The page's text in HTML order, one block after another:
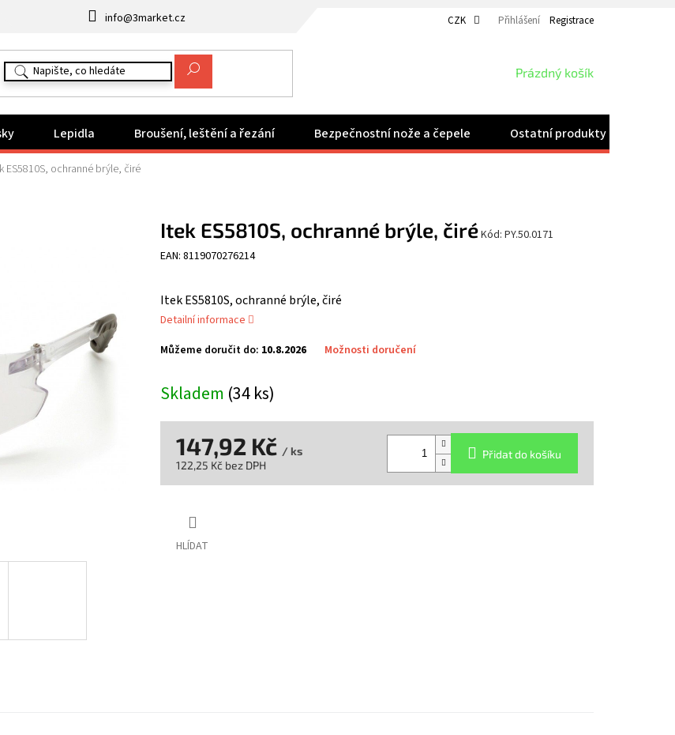
info@3market.cz CZK Přihlášení Registrace
NÁKUPNÍ
Prázdný košík
Lepidla Broušení, leštění a řezání Bezpečnostní nože a čepele Ostatní produkty
ES5810S, ochranné brýle, čiré
Skladem (34 ks)
Můžeme doručit do: 10.8.2026 Možnosti doručení
Itek ES5810S, ochranné brýle, čiré
Detailní informace
HLÍDAT
147,92 Kč / ks
122,25 Kč bez DPH
Přidat do košíku
Itek ES5810S, ochranné brýle, čiréKód: PY.50.0171
EAN: 8119070276214